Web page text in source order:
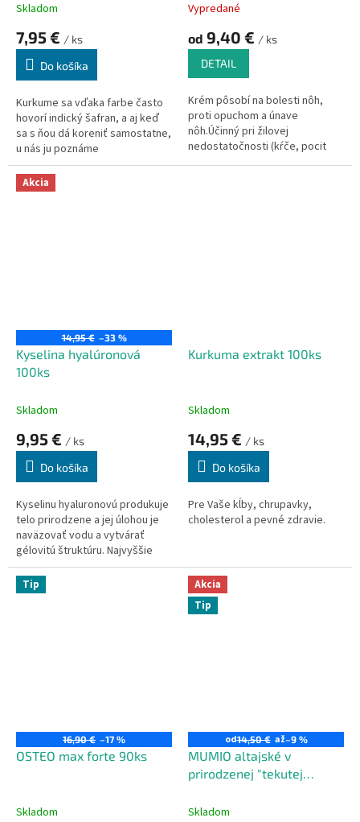
Skladom
7,95 € / ks
Do košíka
Kurkume sa vďaka farbe často
hovorí indický šafran, a aj keď
sa s ňou dá koreniť samostatne,
u nás ju poznáme
predovšetkým z rôznych kari
zmesí.
Vypredané
od 9,40 € / ks
DETAIL
Krém pôsobí na bolesti nôh,
proti opuchom a únave
nôh.Účinný pri žilovej
nedostatočnosti (kŕče, pocit
„ťažkosti“, znecitlivenie alebo
artikulárnej reumatizme,
osteoartritíde, artróze.
Akcia
14,95 € –33 %
Kyselina hyalúronová
100ks
Skladom
9,95 € / ks
Do košíka
Kyselinu hyaluronovú produkuje
telo prirodzene a jej úlohou je
naväzovať vodu a vytvárať
gélovitú štruktúru. Najvyššie
koncentrácie sú v tekutinách v
očiach a v kĺboch.
Kurkuma extrakt 100ks
Skladom
14,95 € / ks
Do košíka
Pre Vaše kĺby, chrupavky,
cholesterol a pevné zdravie.
Tip
16,90 € –17 %
OSTEO max forte 90ks
Skladom
Akcia
Tip
od14,50 € až–9 %
MUMIO altajské v
prirodzenej "tekutej
Skladom